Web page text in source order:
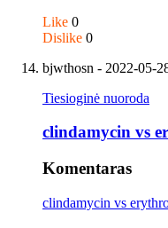
Like 0
Dislike 0
bjwthosn - 2022-05-
Tiesioginė nuoroda
clindamycin vs
Komentaras
clindamycin vs